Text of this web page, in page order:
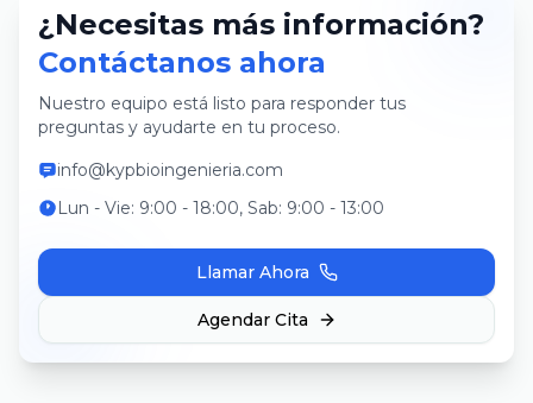
¿Necesitas más información?
Contáctanos ahora
Nuestro equipo está listo para responder tus
preguntas y ayudarte en tu proceso.
info@kypbioingenieria.com
Lun - Vie: 9:00 - 18:00, Sab: 9:00 - 13:00
Llamar Ahora
Agendar Cita